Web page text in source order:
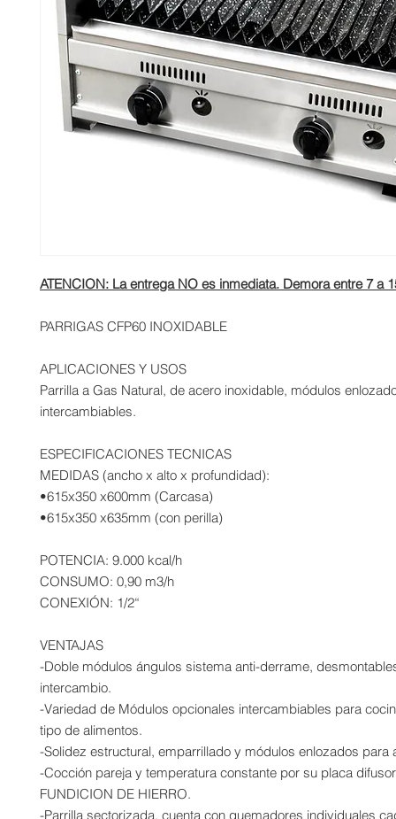
ATENCION: La entrega NO es inmediata. Demora entre 7 a
PARRIGAS CFP60 INOXIDABLE
APLICACIONES Y USOS
Parrilla a Gas Natural, de acero inoxidable, módulos
intercambiables.
ESPECIFICACIONES TECNICAS
MEDIDAS (ancho x alto x profundidad):
•615x350 x600mm (Carcasa)
•615x350 x635mm (con perilla)
POTENCIA: 9.000 kcal/h
CONSUMO: 0,90 m3/h
CONEXIÓN: 1/2“
VENTAJAS
-Doble módulos ángulos sistema anti-derrame,
intercambio.
-Variedad de Módulos opcionales intercambiables para
tipo de alimentos.
-Solidez estructural, emparrillado y módulos enlozados para
-Cocción pareja y temperatura constante por su placa
FUNDICION DE HIERRO.
-Parrilla sectorizada, cuenta con quemadores individuales